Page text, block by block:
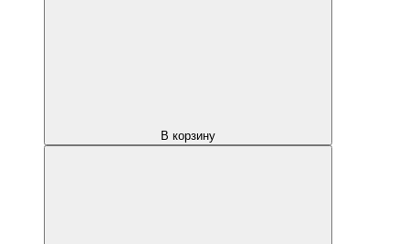
В корзину